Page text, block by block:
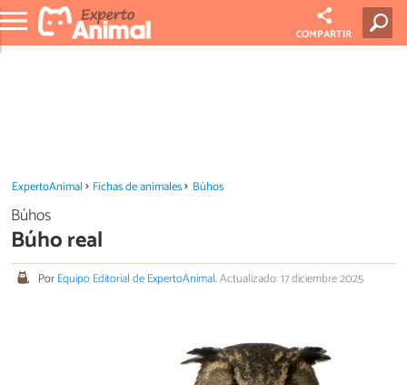
COMPARTIR
ExpertoAnimal Fichas de animales Búhos
Búhos
Búho real
PorEquipo Editorial de ExpertoAnimal.Actualizado: 17 diciembre 2025